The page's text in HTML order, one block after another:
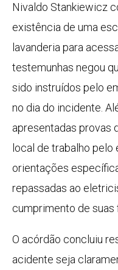
Nivaldo Stankiewicz
existência de uma
lavanderia para
testemunhas negou
sido instruídos pelo
no dia do incidente.
apresentadas provas
local de trabalho pelo
orientações
repassadas ao
cumprimento de suas
O acórdão concluiu
acidente seja